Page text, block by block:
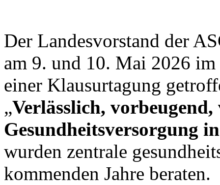
Der Landesvorstand der
am 9. und 10. Mai 2026
einer Klausurtagung
„Verlässlich,
Gesundheitsversorgung
wurden zentrale
kommenden Jahre beraten.